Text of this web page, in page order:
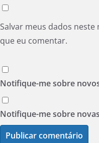
Salvar meus dados
que eu comentar.
Notifique-me sobre
Notifique-me sobre